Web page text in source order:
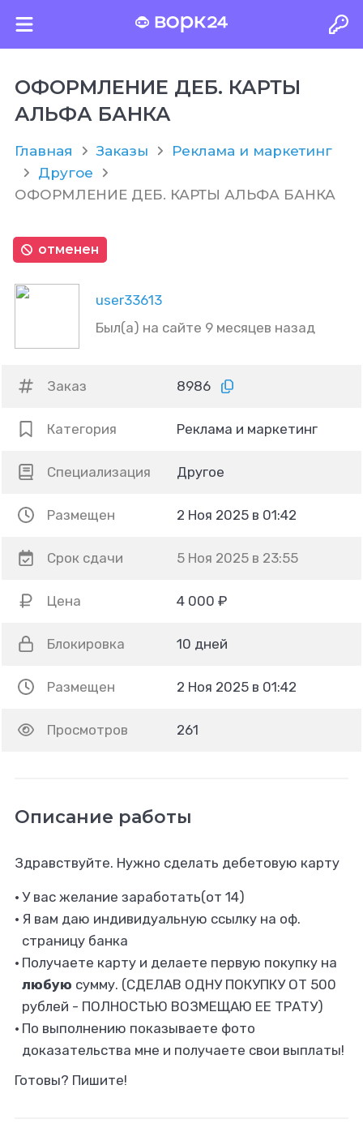
ОФОРМЛЕНИЕ ДЕБ. КАРТЫ
АЛЬФА БАНКА
Главная Заказы
Реклама и маркетинг
Другое
ОФОРМЛЕНИЕ ДЕБ. КАРТЫ АЛЬФА БАНКА
user33613
Был(а) на сайте 9 месяцев назад
отменен
Заказ 8986
Категория Реклама и маркетинг
Специализация Другое
Размещен 2 Ноя 2025 в 01:42
Срок сдачи 5 Ноя 2025 в 23:55
Цена 4 000 ₽
Блокировка 10 дней
Размещен 2 Ноя 2025 в 01:42
Просмотров 261
Описание работы
Здравствуйте. Нужно сделать дебетовую карту
У вас желание заработать(от 14)
Я вам даю индивидуальную ссылку на оф.
страницу банка
Получаете карту и делаете первую покупку на
любую сумму. (СДЕЛАВ ОДНУ ПОКУПКУ ОТ 500
рублей - ПОЛНОСТЬЮ ВОЗМЕЩАЮ ЕЕ ТРАТУ)
По выполнению показываете фото
доказательства мне и получаете свои выплаты!
Готовы? Пишите!